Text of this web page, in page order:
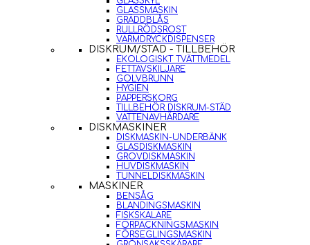
GLASSMASKIN
GRÄDDBLÅS
RULLRÖDSROST
VARMDRYCKDISPENSER
DISKRUM/STÄD - TILLBEHÖR
EKOLOGISKT TVÄTTMEDEL
FETTAVSKILJARE
GOLVBRUNN
HYGIEN
PAPPERSKORG
TILLBEHÖR DISKRUM-STÄD
VATTENAVHÄRDARE
DISKMASKINER
DISKMASKIN-UNDERBÄNK
GLASDISKMASKIN
GROVDISKMASKIN
HUVDISKMASKIN
TUNNELDISKMASKIN
MASKINER
BENSÅG
BLANDINGSMASKIN
FISKSKALARE
FÖRPACKNINGSMASKIN
FÖRSEGLINGSMASKIN